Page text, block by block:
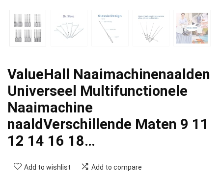
ValueHall Naaimachinenaalden
Universeel Multifunctionele
Naaimachine
naaldVerschillende Maten 9 11
12 14 16 18…
Add to wishlist Add to compare